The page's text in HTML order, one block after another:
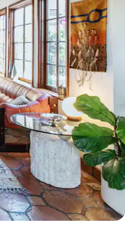
ou en appuyant et en faisant glisser.